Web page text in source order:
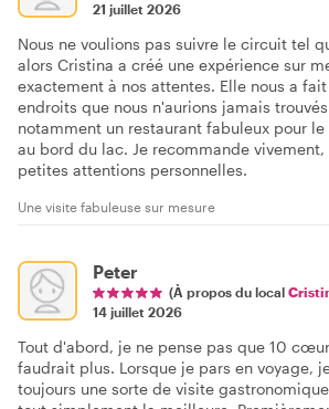
21 juillet 2026
Nous ne voulions pas suivre le circuit tel
alors Cristina a créé une expérience sur
exactement à nos attentes. Elle nous a
endroits que nous n'aurions jamais
notamment un restaurant fabuleux pour
au bord du lac. Je recommande vivement,
petites attentions personnelles.
Une visite fabuleuse sur mesure
Peter
(À propos du local
14 juillet 2026
Tout d'abord, je ne pense pas que 10
faudrait plus. Lorsque je pars en voyage,
toujours une sorte de visite